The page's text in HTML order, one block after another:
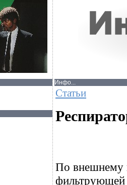
Инфо...
Статьи
По внешнему
фильтрующей